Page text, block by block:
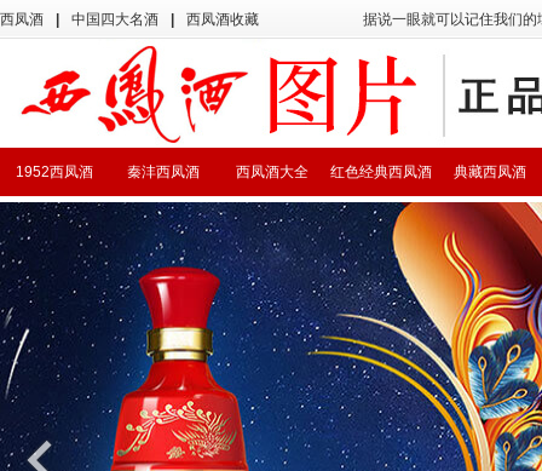
西凤酒 中国四大名酒 西凤酒收藏 据说一眼就可以记住我们
典藏西凤酒
红色经典西凤酒
西凤酒大全
秦沣西凤酒
1952西凤酒